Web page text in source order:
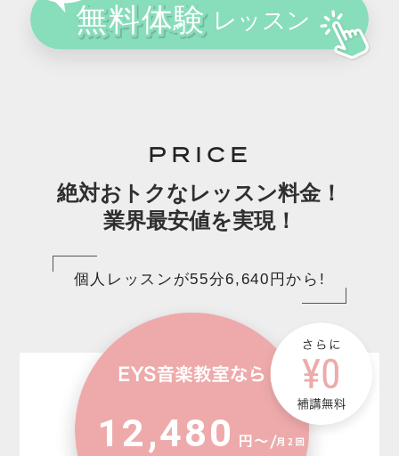
PRICE
絶対おトクなレッスン料金！
業界最安値を実現！
個人レッスンが55分6,640円から!
12,480